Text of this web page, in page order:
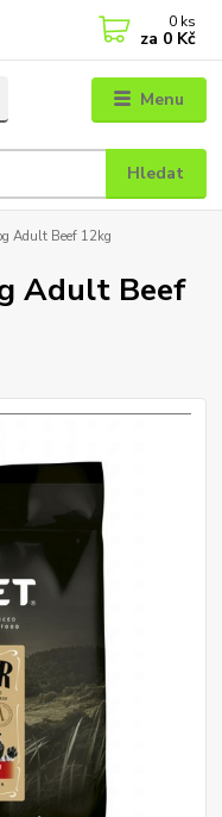
Menu
Hledat
0 ks
za 0 Kč
Adult Beef 12kg
Adult Beef